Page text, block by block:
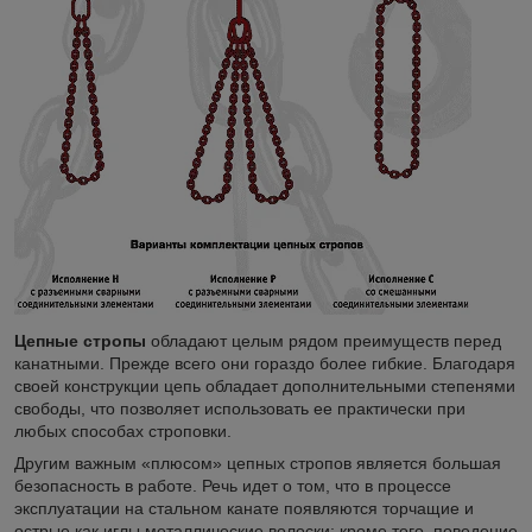
Цепные стропы обладают целым рядом преимуществ перед
канатными. Прежде всего они гораздо более гибкие. Благодаря
своей конструкции цепь обладает дополнительными степенями
свободы, что позволяет использовать ее практически при
любых способах строповки.
Другим важным «плюсом» цепных стропов является большая
безопасность в работе. Речь идет о том, что в процессе
эксплуатации на стальном канате появляются торчащие и